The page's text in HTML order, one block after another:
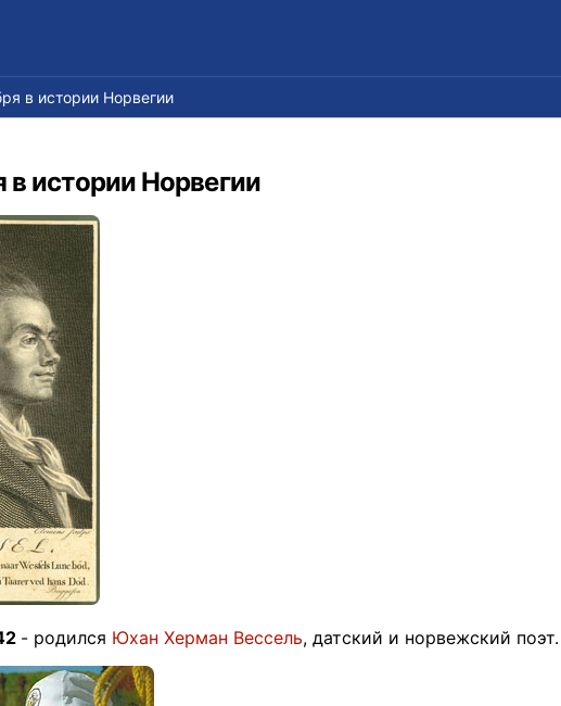
в истории Норвегии
в истории Норвегии
- родился Юхан Херман Вессель, датский и норвежский поэт.